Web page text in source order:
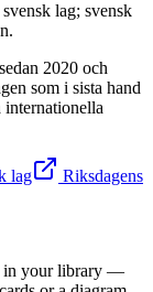
lag; svensk
2020 och
som i sista hand
internationella
lag
Riksdagens
in your library —